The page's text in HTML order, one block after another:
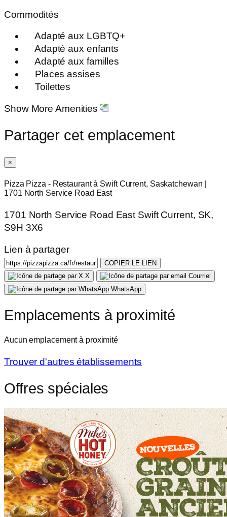
Commodités
Adapté aux LGBTQ+
Adapté aux enfants
Adapté aux familles
Places assises
Toilettes
Show More Amenities
Partager cet emplacement
×
Pizza Pizza - Restaurant à Swift Current, Saskatchewan |
1701 North Service Road East
1701 North Service Road East Swift Current, SK,
S9H 3X6
Lien à partager
COPIER LE LIEN
X
Courriel
WhatsApp
Emplacements à proximité
Aucun emplacement à proximité
Trouver d'autres établissements
Offres spéciales